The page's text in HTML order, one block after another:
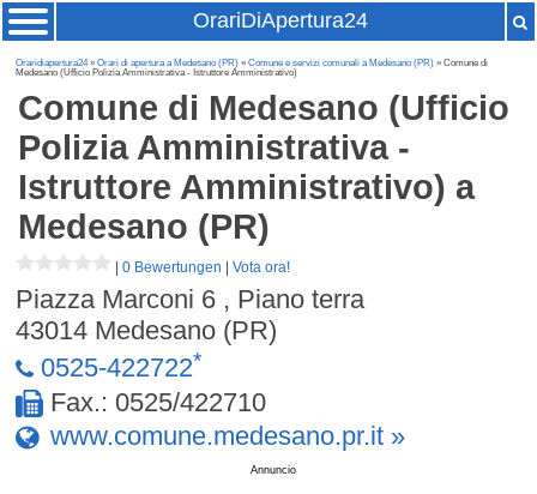
OrariDiApertura24
Oraridiapertura24»Orari di apertura a Medesano (PR) »Comune e servizi comunali a Medesano (PR) » Comune di
Medesano (Ufficio Polizia Amministrativa - Istruttore Amministrativo)
Comune di Medesano (Ufficio
Polizia Amministrativa -
Istruttore Amministrativo) a
Medesano (PR)
|0 Bewertungen |Vota ora!
Piazza Marconi 6 , Piano terra
43014 Medesano (PR)
0525-422722*
Fax.: 0525/422710
www.comune.medesano.pr.it »
Annuncio